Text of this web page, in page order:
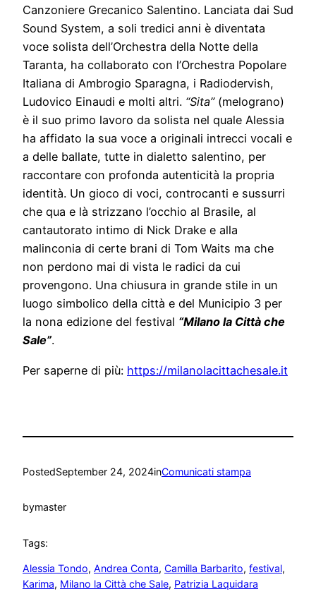
Canzoniere Grecanico Salentino. Lanciata dai Sud
Sound System, a soli tredici anni è diventata
voce solista dell’Orchestra della Notte della
Taranta, ha collaborato con l’Orchestra Popolare
Italiana di Ambrogio Sparagna, i Radiodervish,
Ludovico Einaudi e molti altri. “Sita” (melograno)
è il suo primo lavoro da solista nel quale Alessia
ha affidato la sua voce a originali intrecci vocali e
a delle ballate, tutte in dialetto salentino, per
raccontare con profonda autenticità la propria
identità. Un gioco di voci, controcanti e sussurri
che qua e là strizzano l’occhio al Brasile, al
cantautorato intimo di Nick Drake e alla
malinconia di certe brani di Tom Waits ma che
non perdono mai di vista le radici da cui
provengono. Una chiusura in grande stile in un
luogo simbolico della città e del Municipio 3 per
la nona edizione del festival “Milano la Città che
Sale”.
Per saperne di più: https://milanolacittachesale.it
PostedSeptember 24, 2024inComunicati stampa
bymaster
Tags:
Alessia Tondo, Andrea Conta, Camilla Barbarito, festival
Karima, Milano la Città che Sale, Patrizia Laquidara